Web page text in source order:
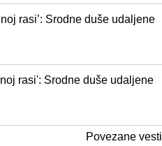
rasi’: Srodne duše udaljene
rasi': Srodne duše udaljene
Povezane vesti